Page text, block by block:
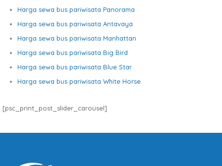
Harga sewa bus pariwisata Panorama
Harga sewa bus pariwisata Antavaya
Harga sewa bus pariwisata Manhattan
Harga sewa bus pariwisata Big Bird
Harga sewa bus pariwisata Blue Star
Harga sewa bus pariwisata White Horse
[psc_print_post_slider_carousel]